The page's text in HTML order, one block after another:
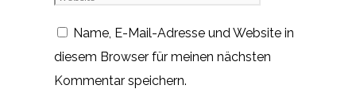
Name, E-Mail-Adresse und Website in
diesem Browser für meinen nächsten
Kommentar speichern.